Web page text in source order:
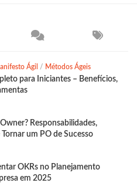
Ágil / Métodos Ágeis
para Iniciantes – Benefícios,
Responsabilidades,
um PO de Sucesso
OKRs no Planejamento
em 2025